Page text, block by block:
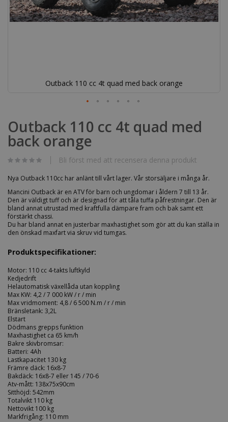
Outback 110 cc 4t quad med back orange
till
början
av
bildgalleriet
Outback 110 cc 4t quad med
back orange
Bli först med att recensera denna produkt
Nya Outback 110cc har anlänt till vårt lager. Vår storsäljare i många år.
Mancini Outback är en ATV för barn och ungdomar i åldern 7 till 13 år.
Den är väldigt tuff och är designad för att tåla tuffa påfrestningar. Den är
bland annat utrustad med kraftfulla dämpare fram och bak samt ett
förstärkt chassi.
Du har bland annat en justerbar maxhastighet som gör att du kan ställa in
den önskad maxfart via skruv vid tumgas.
Produktspecifikationer:
Motor: 110 cc 4-takts luftkyld
Kedjedrift
Helautomatisk växellåda utan koppling
Max KW: 4,2 / 7 000 kW / r / min
Max vridmoment: 4,8 / 6 500 N.m / r / min
Bränsletank: 3,2L
Elstart
Dödmans grepps funktion
Maxhastighet ca 65 km/h
Bakre skivbromsar:
Batteri: 4Ah
Lastkapacitet 130 kg
Främre däck: 16x8-7
Bakdäck: 16x8-7 eller 145 / 70-6
Atv-mått: 138x75x90cm
Sitthöjd: 542mm
Totalvikt 110 kg
Nettovikt 100 kg
Markfrigång: 110 mm